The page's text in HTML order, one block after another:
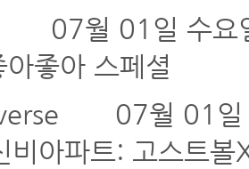
07월 01일 수요
좋아 스페셜
07월 01일
비아파트: 고스트